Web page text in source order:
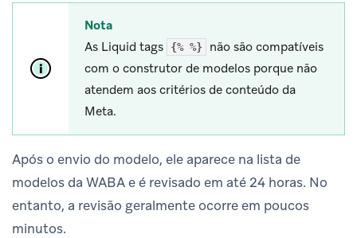
Nota
As Liquid tags
{% %}
não são compatíveis
com o construtor de modelos porque não
atendem aos critérios de conteúdo da
Meta.
Após o envio do modelo, ele aparece na lista de
modelos da WABA e é revisado em até 24 horas. No
entanto, a revisão geralmente ocorre em poucos
minutos.